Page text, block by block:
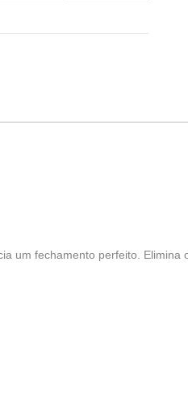
um fechamento perfeito. Elimina